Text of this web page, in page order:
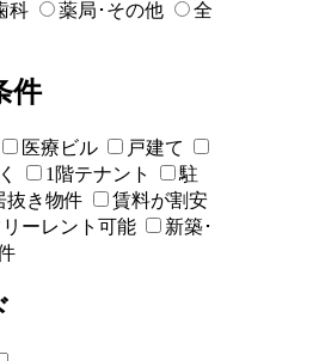
科 薬局･その他
全
件
医療ビル
戸建て
1階テナント
駐
抜き物件
賃料が割安
リーレント可能
新築･